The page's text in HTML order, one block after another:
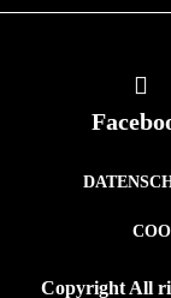
Copyright All